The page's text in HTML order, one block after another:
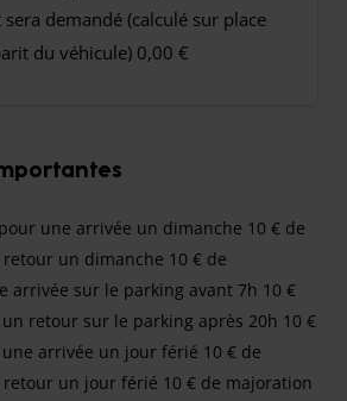
demandé (calculé sur place
du véhicule) 0,00 €
une arrivée un dimanche 10 € de
un dimanche 10 € de
arrivée sur le parking avant 7h 10 €
retour sur le parking après 20h 10 €
arrivée un jour férié 10 € de
un jour férié 10 € de majoration